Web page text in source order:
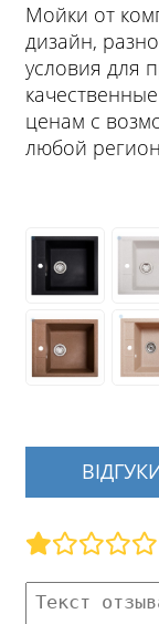
Мойки от
дизайн,
условия для
ценам с
любой